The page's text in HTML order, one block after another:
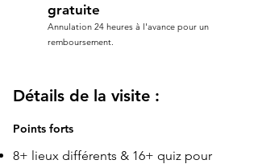
gratuite
Annulation 24 heures à l'avance pour un
remboursement.
Détails de la visite :
Points forts
8+ lieux différents & 16+ quiz pour